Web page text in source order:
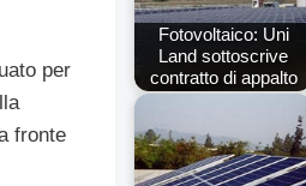
per
fronte
Fotovoltaico: Uni
Land sottoscrive
contratto di appalto